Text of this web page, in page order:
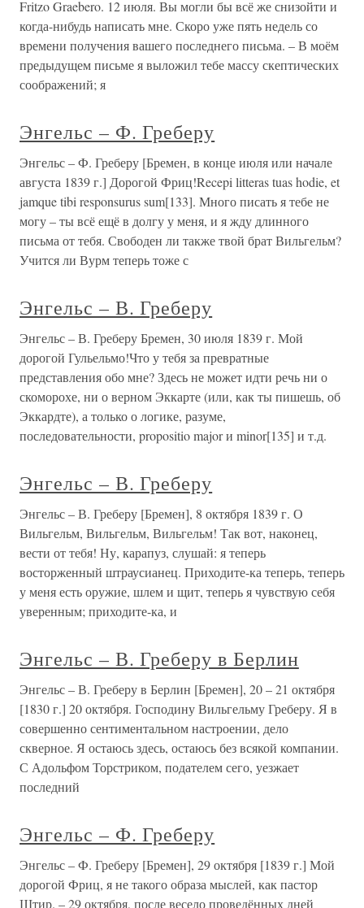
Fritzo Graebero. 12 июля. Вы могли бы всё же снизойти и
когда-нибудь написать мне. Скоро уже пять недель со
времени получения вашего последнего письма. – В моём
предыдущем письме я выложил тебе массу скептических
соображений; я
Энгельс – Ф. Греберу
Энгельс – Ф. Греберу [Бремен, в конце июля или начале
августа 1839 г.] Дорогой Фриц!Recepi litteras tuas hodie, et
jamque tibi responsurus sum[133]. Много писать я тебе не
могу – ты всё ещё в долгу у меня, и я жду длинного
письма от тебя. Свободен ли также твой брат Вильгельм?
Учится ли Вурм теперь тоже с
Энгельс – В. Греберу
Энгельс – В. Греберу Бремен, 30 июля 1839 г. Мой
дорогой Гульельмо!Что у тебя за превратные
представления обо мне? Здесь не может идти речь ни о
скоморохе, ни о верном Эккарте (или, как ты пишешь, об
Эккардте), а только о логике, разуме,
последовательности, propositio major и minor[135] и т.д.
Энгельс – В. Греберу
Энгельс – В. Греберу [Бремен], 8 октября 1839 г. О
Вильгельм, Вильгельм, Вильгельм! Так вот, наконец,
вести от тебя! Ну, карапуз, слушай: я теперь
восторженный штраусианец. Приходите-ка теперь, теперь
у меня есть оружие, шлем и щит, теперь я чувствую себя
уверенным; приходите-ка, и
Энгельс – В. Греберу в Берлин
Энгельс – В. Греберу в Берлин [Бремен], 20 – 21 октября
[1830 г.] 20 октября. Господину Вильгельму Греберу. Я в
совершенно сентиментальном настроении, дело
скверное. Я остаюсь здесь, остаюсь без всякой компании.
С Адольфом Торстриком, подателем сего, уезжает
последний
Энгельс – Ф. Греберу
Энгельс – Ф. Греберу [Бремен], 29 октября [1839 г.] Мой
дорогой Фриц, я не такого образа мыслей, как пастор
Штир. – 29 октября, после весело проведённых дней